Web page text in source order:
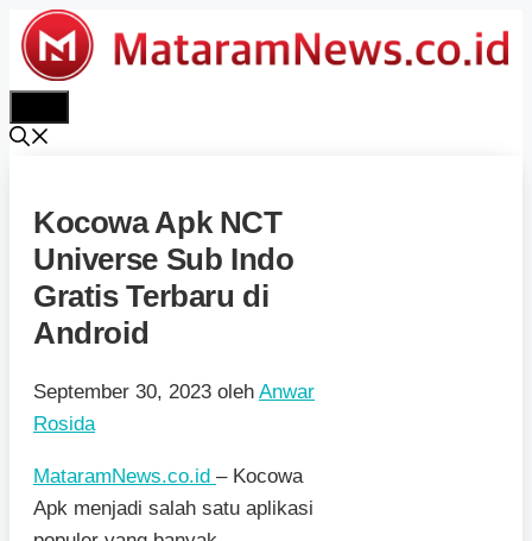
Langsung
ke
isi
Kocowa Apk NCT
Universe Sub Indo
Gratis Terbaru di
Android
September 30, 2023 oleh Anwar
Rosida
MataramNews.co.id – Kocowa
Apk menjadi salah satu aplikasi